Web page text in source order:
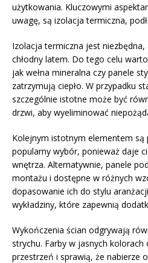
użytkowania. Kluczowymi
uwagę, są izolacja termiczna,
Izolacja termiczna jest niezbędna,
chłodny latem. Do tego celu
jak wełna mineralna czy panele
zatrzymują ciepło. W przypadku
szczególnie istotne może być
drzwi, aby wyeliminować
Kolejnym istotnym elementem są
popularny wybór, ponieważ daje
wnętrza. Alternatywnie, panele
montażu i dostępne w różnych
dopasowanie ich do stylu
wykładziny, które zapewnią
Wykończenia ścian odgrywają
strychu. Farby w jasnych kolorach
przestrzeń i sprawią, że nabierze